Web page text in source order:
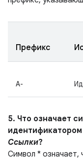
Префикс
A-
5. Что означает
Ссылки?
Символ * означает,